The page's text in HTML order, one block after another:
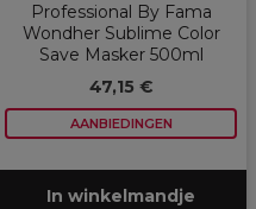
Professional By Fama
Wondher Sublime Color
Save Masker 500ml
47,15 €
AANBIEDINGEN
In winkelmandje